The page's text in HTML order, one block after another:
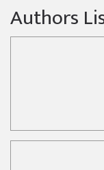
Authors